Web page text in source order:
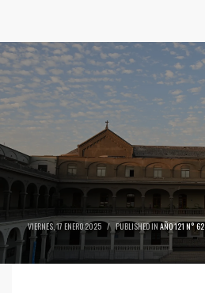
VIERNES, 17 ENERO 2025 / PUBLISHED IN AÑO 121 N°